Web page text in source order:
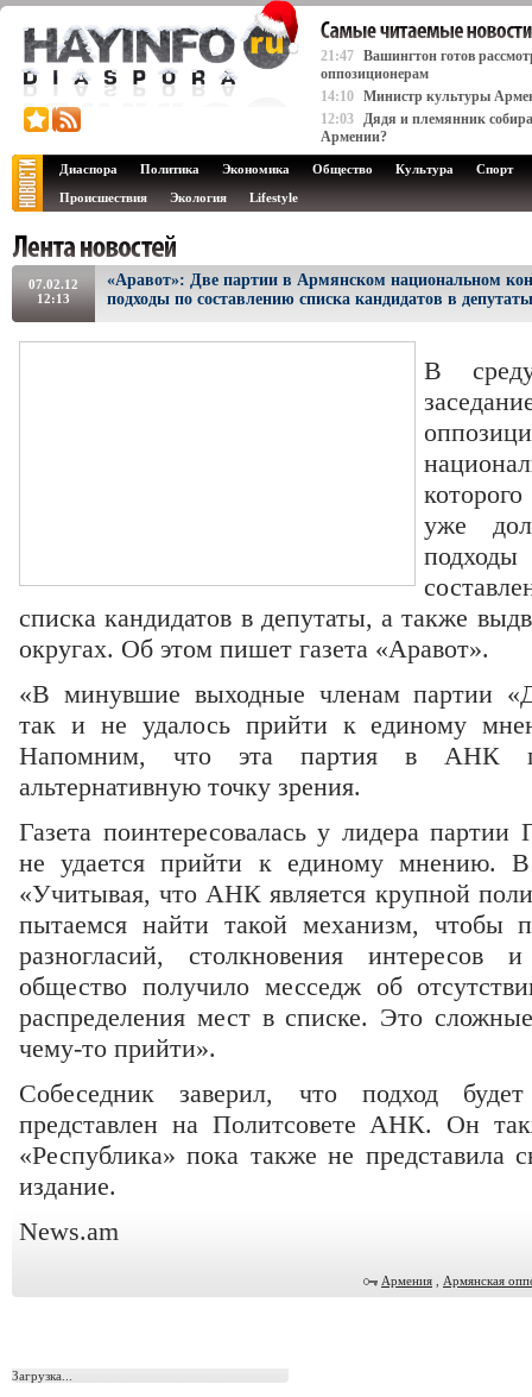
21:47 Вашингтон готов
оппозиционерам
14:10 Министр культуры
12:03 Дядя и племянник
Армении?
Диаспора Политика Экономика Общество Культура
Спорт
Происшествия
Экология Lifestyle
07.02.12
12:13
«Аравот»: Две партии в Армянском национальном
подходы по составлению списка кандидатов в депутаты
В
уже
списка кандидатов в депутаты, а также
округах. Об этом пишет газета «Аравот».
«В минувшие выходные членам партии
так и не удалось прийти к единому
Напомним, что эта партия в АНК
альтернативную точку зрения.
Газета поинтересовалась у лидера
не удается прийти к единому мнению.
«Учитывая, что АНК является крупной
пытаемся найти такой механизм, чтобы
разногласий, столкновения интересов
общество получило месседж об
распределения мест в списке. Это
чему-то прийти».
Собеседник заверил, что подход
представлен на Политсовете АНК. Он
«Республика» пока также не представила
издание.
News.am
Армения Армянская
Загрузка...